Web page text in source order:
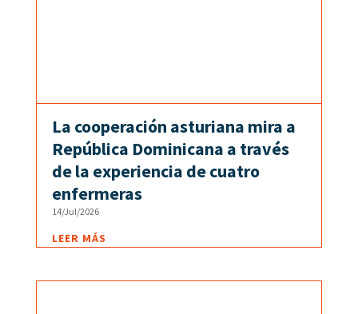
La cooperación asturiana mira a
República Dominicana a través
de la experiencia de cuatro
enfermeras
14/Jul/2026
LEER MÁS